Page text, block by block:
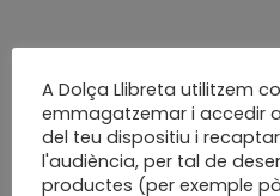
Àlbum de
A Dolça Llibreta utilitzem
emmagatzemar i accedir
del teu dispositiu i
l'audiència, per tal de
productes (per exemple